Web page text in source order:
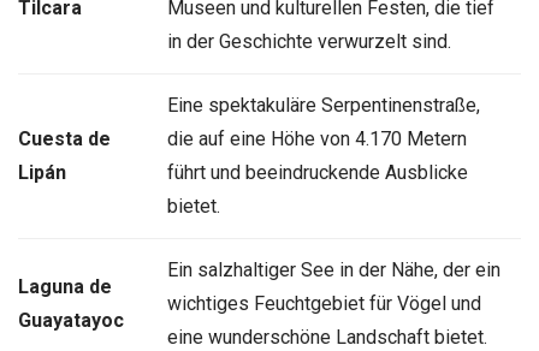
Tilcara
Museen und kulturellen Festen, die tief
in der Geschichte verwurzelt sind.
Cuesta de
Lipán
Eine spektakuläre Serpentinenstraße,
die auf eine Höhe von 4.170 Metern
führt und beeindruckende Ausblicke
bietet.
Laguna de
Guayatayoc
Ein salzhaltiger See in der Nähe, der ein
wichtiges Feuchtgebiet für Vögel und
eine wunderschöne Landschaft bietet.